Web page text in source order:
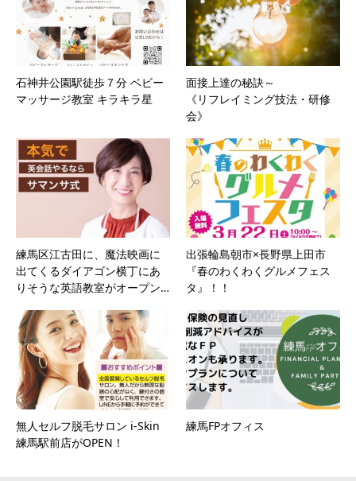
石神井公園駅徒歩７分 ベビー
マッサージ教室 キラキラ星
面接上達の秘訣～
《リフレイミング技法・研修
会》
練馬区江古田に、魔法映画に
出てくるダイアゴン横丁にあ
りそうな英語教室がオープン…
出張輪島朝市×長野県上田市
『春のわくわくグルメフェス
タ』！！
無人セルフ脱毛サロン i-Skin
練馬駅前店がOPEN！
練馬FPオフィス